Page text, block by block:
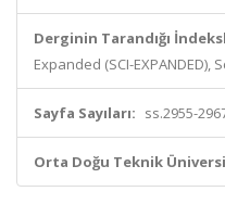
Derginin Tarandığı
Expanded (SCI-EXPANDED),
Sayfa Sayıları: ss.2955-
Orta Doğu Teknik